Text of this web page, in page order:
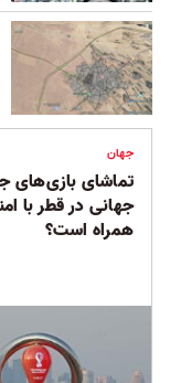
جهان
تماشای بازی‌های
جهانی در قطر با
همراه است؟